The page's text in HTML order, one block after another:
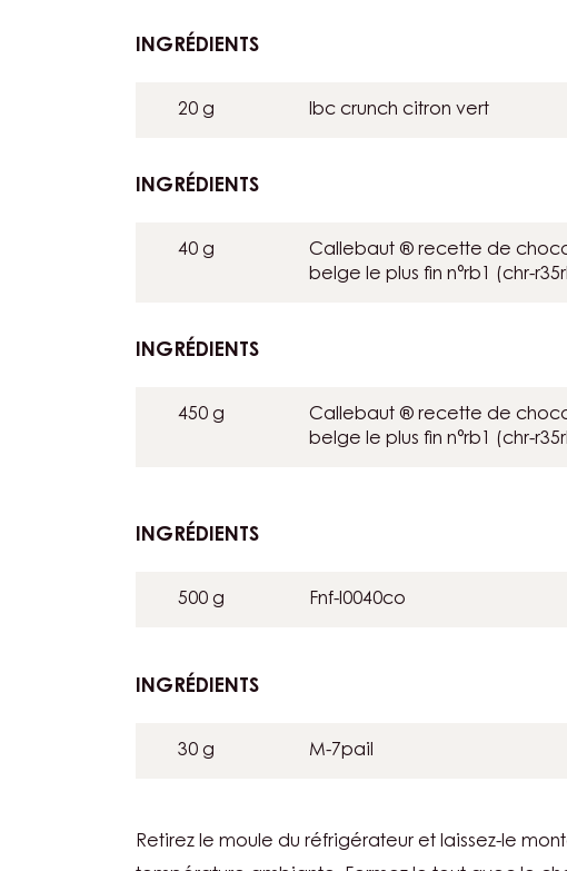
INGRÉDIENTS
20 g Ibc crunch citron vert
INGRÉDIENTS
40 g
Callebaut ® recette de
belge le plus fin n°rb1 (chr-
INGRÉDIENTS
450 g
Callebaut ® recette de
belge le plus fin n°rb1 (chr-
INGRÉDIENTS
500 g Fnf-l0040co
INGRÉDIENTS
30 g M-7pail
Retirez le moule du réfrigérateur et laissez-le